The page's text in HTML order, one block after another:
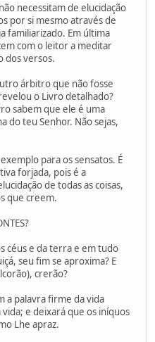
necessitam de elucidação
por si mesmo através de
familiarizado. Em última
com o leitor a meditar
dos versos.
árbitro que não fosse
o Livro detalhado?
sabem que ele é uma
do teu Senhor. Não sejas,
para os sensatos. É
forjada, pois é a
de todas as coisas,
que creem.
céus e da terra e em tudo
seu fim se aproxima? E
crerão?
a palavra firme da vida
e deixará que os iníquos
Lhe apraz.